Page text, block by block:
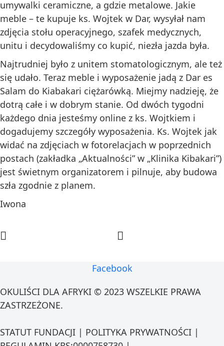
umywalki ceramiczne, a gdzie metalowe. Jakie
meble – te kupuje ks. Wojtek w Dar, wysyłał nam
zdjęcia stołu operacyjnego, szafek medycznych,
unitu i decydowaliśmy co kupić, niezła jazda była.
Najtrudniej było z unitem stomatologicznym, ale też
się udało. Teraz meble i wyposażenie jadą z Dar es
Salam do Kiabakari ciężarówką. Miejmy nadzieję, że
dotrą całe i w dobrym stanie. Od dwóch tygodni
każdego dnia jesteśmy online z ks. Wojtkiem i
dogadujemy szczegóły wyposażenia. Ks. Wojtek jak
widać na zdjęciach w fotorelacjach w poprzednich
postach (zakładka „Aktualności” w „Klinika Kibakari”)
jest świetnym organizatorem i pilnuje, aby budowa
szła zgodnie z planem.
Iwona
OKULIŚCI DLA AFRYKI © 2023 WSZELKIE PRAWA
ZASTRZEŻONE.
STATUT FUNDACJI | POLITYKA PRYWATNOŚCI |
Facebook